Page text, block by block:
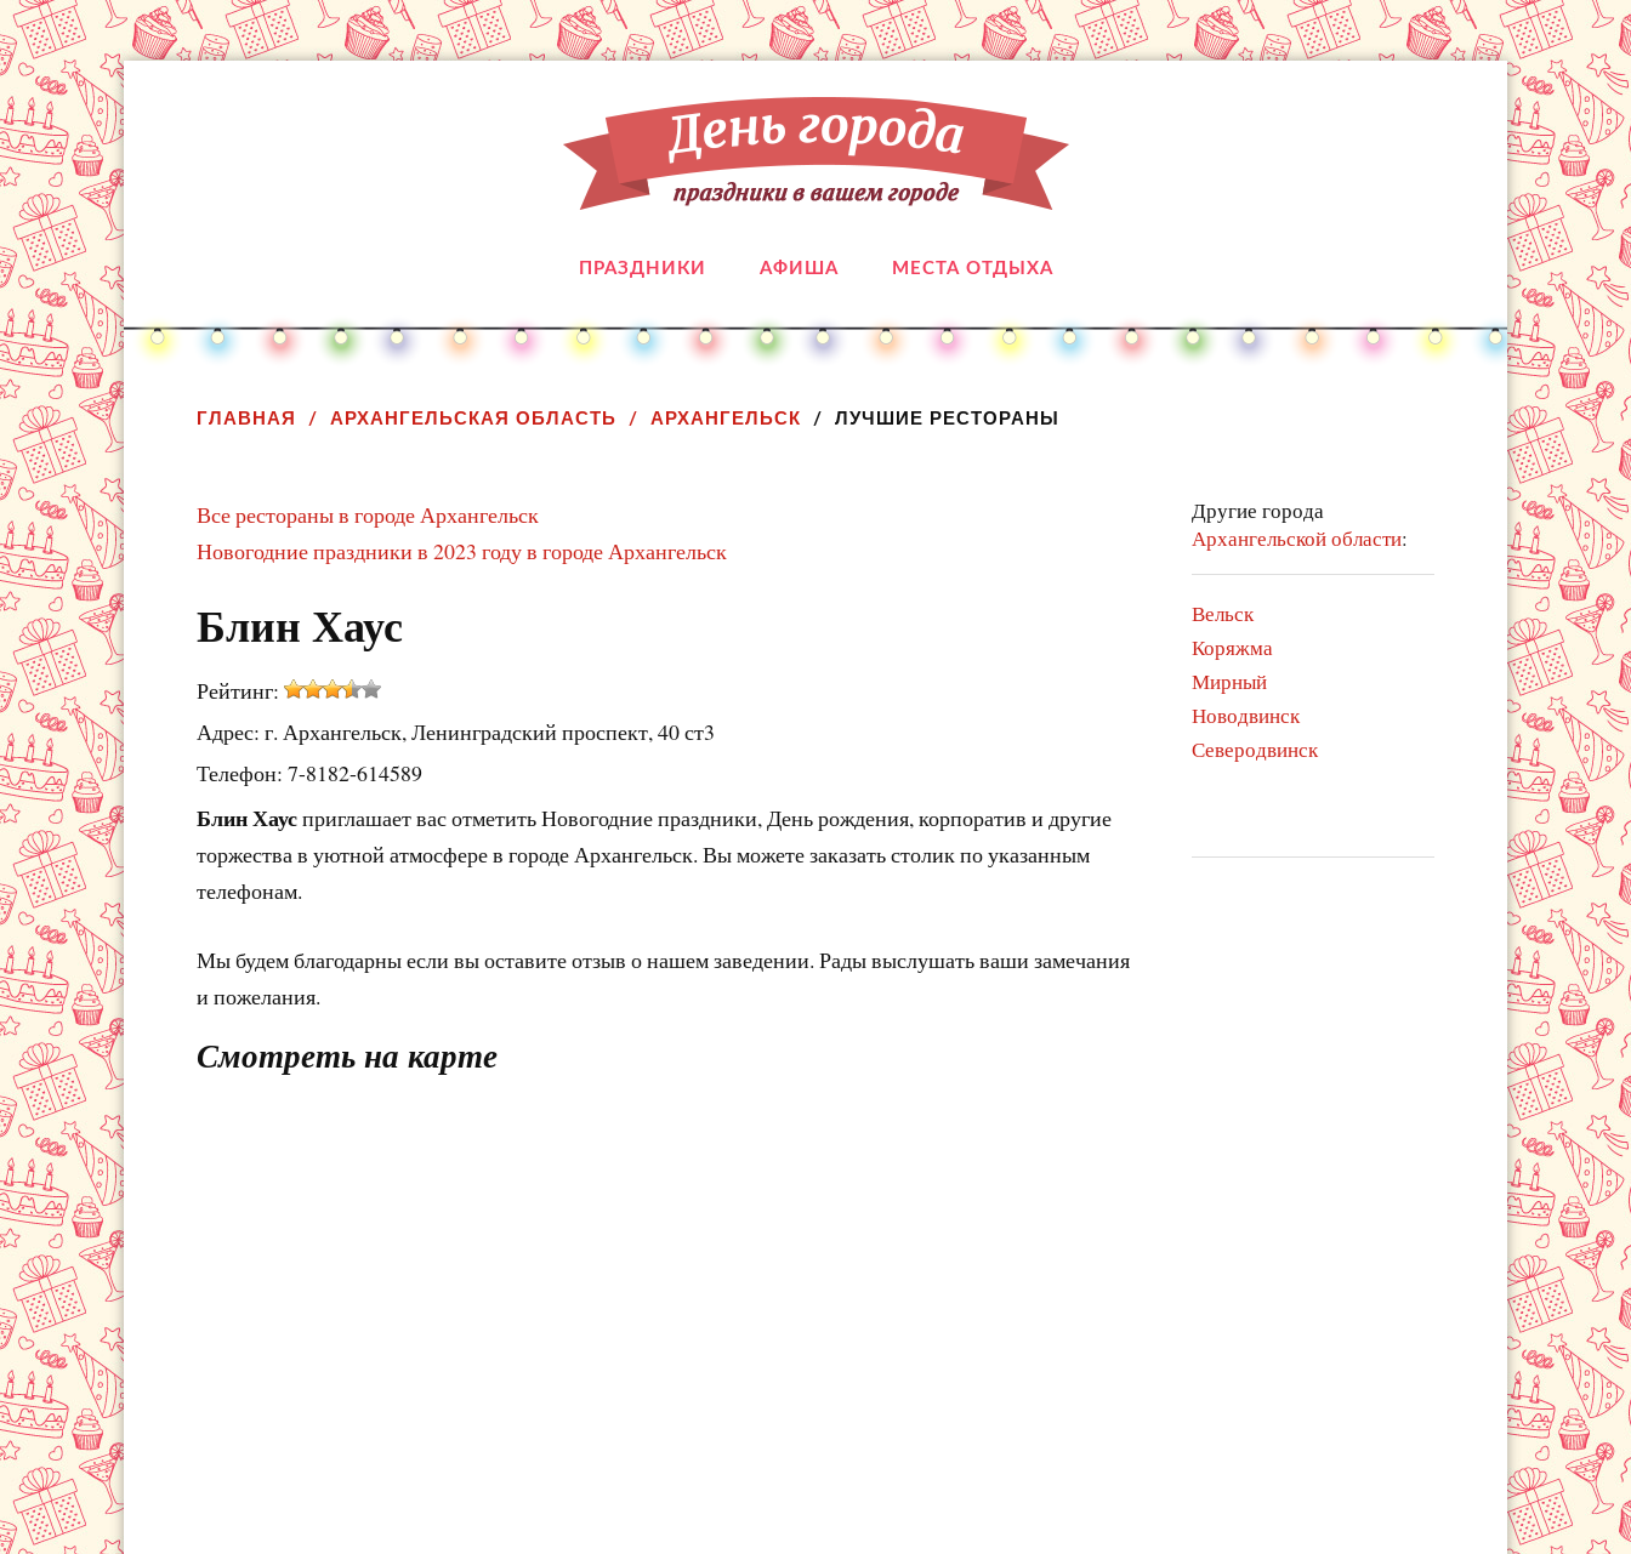
ПРАЗДНИКИ АФИША МЕСТА ОТДЫХА
ГЛАВНАЯ АРХАНГЕЛЬСКАЯ ОБЛАСТЬ АРХАНГЕЛЬСК ЛУЧШИЕ РЕСТОРАНЫ
Другие города
Архангельской области:
Вельск
Коряжма
Мирный
Новодвинск
Северодвинск
Все рестораны в городе Архангельск
Новогодние праздники в 2023 году в городе Архангельск
Блин Хаус
Рейтинг:
Адрес: г. Архангельск, Ленинградский проспект, 40 ст3
Телефон: 7-8182-614589
Блин Хаусприглашает вас отметить Новогодние праздники, День рождения, корпоратив и другие
торжества в уютной атмосфере в городе Архангельск. Вы можете заказать столик по указанным
телефонам.
Мы будем благодарны если вы оставите отзыв о нашем заведении. Рады выслушать ваши замечания
и пожелания.
Смотреть на карте